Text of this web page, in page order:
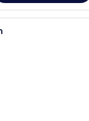
Double Double